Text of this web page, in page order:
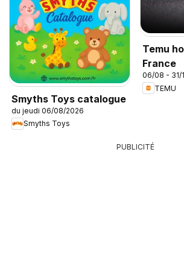
Smyths Toys catalogue
du jeudi 06/08/2026
Smyths Toys
Temu
France
06/08 - 31/
TEMU
PUBLICITÉ